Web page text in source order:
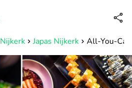
Disponible jusqu'à 23:00 heures
Nijkerk Japas Nijkerk All-You-